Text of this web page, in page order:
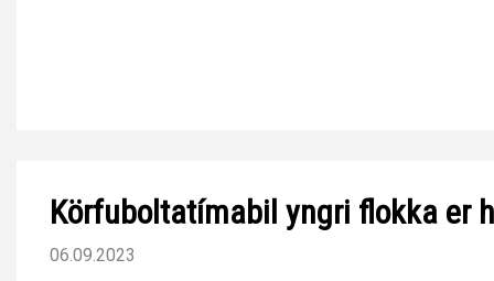
Körfuboltatímabil yngri flokka er
06.09.2023